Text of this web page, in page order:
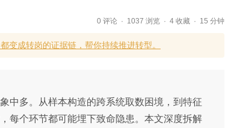
0 评论 1037 浏览 4 收藏 15 分钟
变成转岗的证据链，帮你持续推进转型。
中多。从样本构造的跨系统取数困境，到特征
每个环节都可能埋下致命隐患。本文深度拆解